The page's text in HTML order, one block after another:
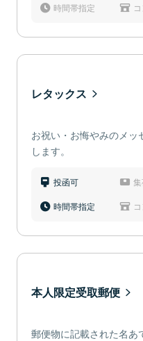
時間帯指定
レタックス
お祝い・お悔やみのメッ
します。
投函可
時間帯指定
本人限定受取郵便
郵便物に記載された名あ